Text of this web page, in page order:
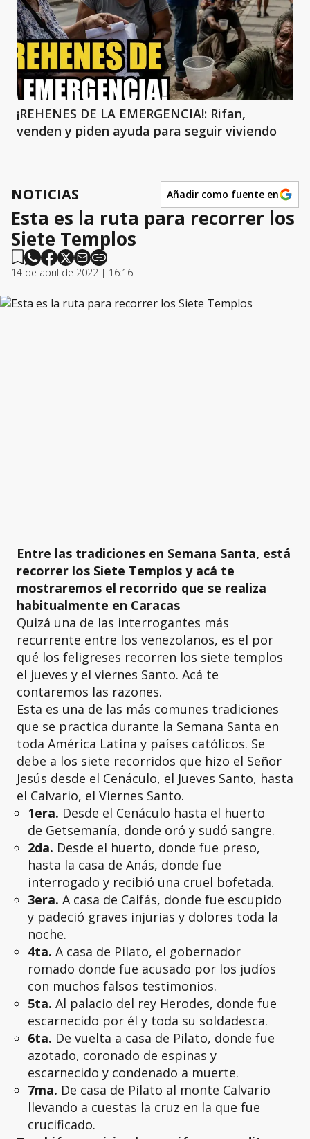
¡REHENES DE LA EMERGENCIA!: Rifan,
venden y piden ayuda para seguir viviendo
NOTICIAS Añadir como fuente en
Esta es la ruta para recorrer los
Siete Templos
14 de abril de 2022 | 16:16
Entre las tradiciones en Semana Santa, está
recorrer los Siete Templos y acá te
mostraremos el recorrido que se realiza
habitualmente en Caracas
Quizá una de las interrogantes más
recurrente entre los venezolanos, es el por
qué los feligreses recorren los siete templos
el jueves y el viernes Santo. Acá te
contaremos las razones.
Esta es una de las más comunes tradiciones
que se practica durante la Semana Santa en
toda América Latina y países católicos. Se
debe a los siete recorridos que hizo el Señor
Jesús desde el Cenáculo, el Jueves Santo, hasta
el Calvario, el Viernes Santo.
1era. Desde el Cenáculo hasta el huerto
de Getsemanía, donde oró y sudó sangre.
2da. Desde el huerto, donde fue preso,
hasta la casa de Anás, donde fue
interrogado y recibió una cruel bofetada.
3era. A casa de Caifás, donde fue escupido
y padeció graves injurias y dolores toda la
noche.
4ta. A casa de Pilato, el gobernador
romado donde fue acusado por los judíos
con muchos falsos testimonios.
5ta. Al palacio del rey Herodes, donde fue
escarnecido por él y toda su soldadesca.
6ta. De vuelta a casa de Pilato, donde fue
azotado, coronado de espinas y
escarnecido y condenado a muerte.
7ma. De casa de Pilato al monte Calvario
llevando a cuestas la cruz en la que fue
crucificado.